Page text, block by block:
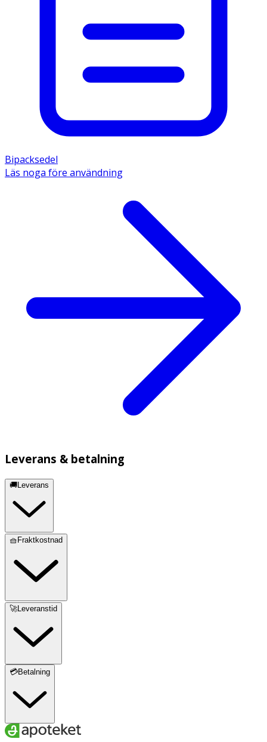
Bipacksedel
Läs noga före användning
Leverans & betalning
🚚Leverans
🧺Fraktkostnad
🚀Leveranstid
💳Betalning